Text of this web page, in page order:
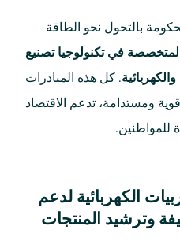
بالتحول نحو الطاقة
في تكنولوجيا تصنيع
. كل هذه المبادرات
ومستدامة، تدعم الاقتصاد
للمواطنين.
الكهربائية لدعم
وترشيد المنتجات